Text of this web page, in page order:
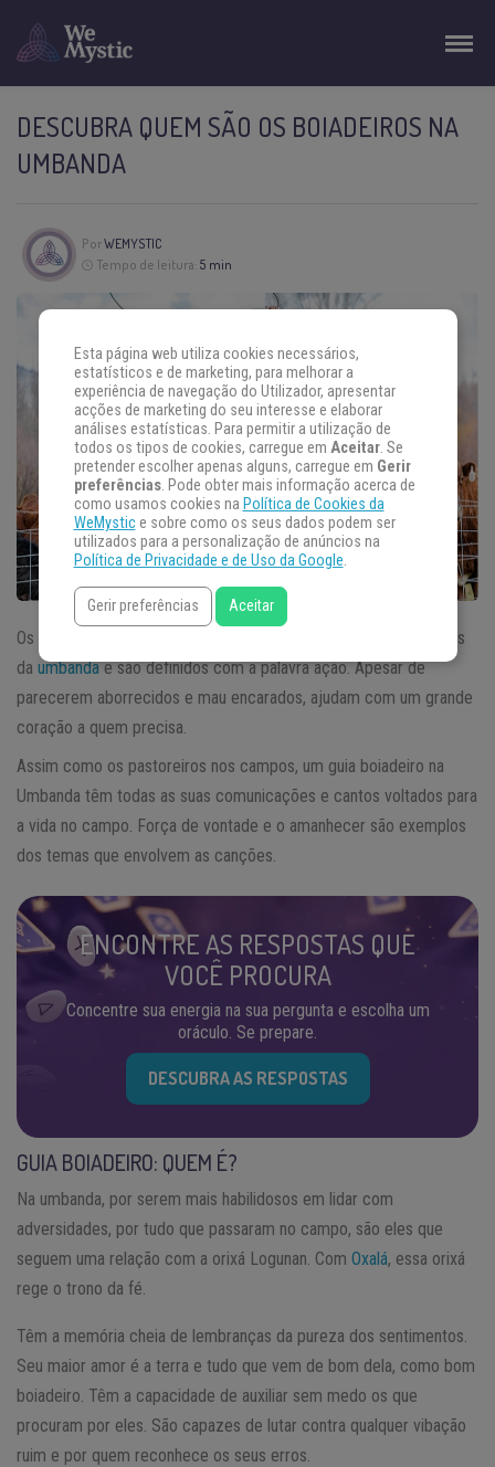
DESCUBRA QUEM SÃO OS BOIADEIROS NA
UMBANDA
PorWEMYSTIC
Tempo de leitura: 5 min
Os
desencarnaram dessa vida como guias espirituais
da umbandae são definidos com a palavra ação. Apesar de
parecerem aborrecidos e mau encarados, ajudam com um grande
coração a quem precisa.
Assim como os pastoreiros nos campos, um guia boiadeiro na
Umbanda têm todas as suas comunicações e cantos voltados para
a vida no campo. Força de vontade e o amanhecer são exemplos
dos temas que envolvem as canções.
ENCONTRE AS RESPOSTAS QUE
VOCÊ PROCURA
Concentre sua energia na sua pergunta e escolha um
oráculo. Se prepare.
DESCUBRA AS RESPOSTAS
GUIA BOIADEIRO: QUEM É?
Na umbanda, por serem mais habilidosos em lidar com
adversidades, por tudo que passaram no campo, são eles que
seguem uma relação com a orixá Logunan. Com Oxalá, essa orixá
rege o trono da fé.
Têm a memória cheia de lembranças da pureza dos sentimentos.
Seu maior amor é a terra e tudo que vem de bom dela, como bom
boiadeiro. Têm a capacidade de auxiliar sem medo os que
procuram por eles. São capazes de lutar contra qualquer vibação
ruim e por quem reconhece os seus erros.
Esta página web utiliza cookies necessários,
estatísticos e de marketing, para melhorar a
experiência de navegação do Utilizador, apresentar
acções de marketing do seu interesse e elaborar
análises estatísticas. Para permitir a utilização de
todos os tipos de cookies, carregue em Aceitar. Se
pretender escolher apenas alguns, carregue em Gerir
preferências. Pode obter mais informação acerca de
como usamos cookies na Política de Cookies da
WeMystice sobre como os seus dados podem ser
utilizados para a personalização de anúncios na
Política de Privacidade e de Uso da Google.
Gerir preferências Aceitar